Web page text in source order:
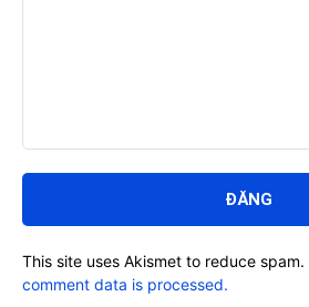
luận:
This site uses Akismet to reduce spam.
comment data is processed.